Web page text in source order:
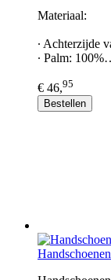
Materiaal:
∙ Achterzijde
∙ Palm:
€ 46,95
Bestellen